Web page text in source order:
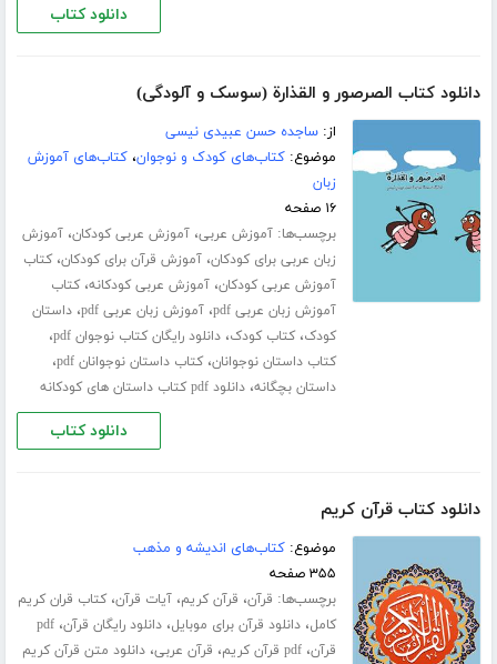
دانلود کتاب
دانلود کتاب الصرصور و القذارة (سوسک و آلودگی)
از:ساجده حسن عبیدی نیسی
موضوع:کتاب‌های کودک و نوجوان،کتاب‌های آموزش
زبان
۱۶ صفحه
برچسب‌ها:آموزش عربی،آموزش عربی کودکان،آموزش
زبان عربی برای کودکان،آموزش قرآن برای کودکان،کتاب
آموزش عربی کودکان،آموزش عربی کودکانه،کتاب
آموزش زبان عربی pdf
،آموزش زبان عربی pdf ،داستان
کودک،کتاب کودک،دانلود رایگان کتاب نوجوان pdf ،
کتاب داستان نوجوانان،کتاب داستان نوجوانان pdf ،
داستان بچگانه،دانلود pdf کتاب داستان های کودکانه
دانلود کتاب
دانلود کتاب قرآن کریم
موضوع:کتاب‌های اندیشه و مذهب
۳۵۵ صفحه
برچسب‌ها: قرآن، قرآن کریم،آیات قرآن،کتاب قران کریم
کامل،دانلود قرآن برای موبایل،دانلود رایگان قرآن،pdf
قرآن،pdf قرآن کریم ، قرآن عربی،دانلود متن قرآن کریم